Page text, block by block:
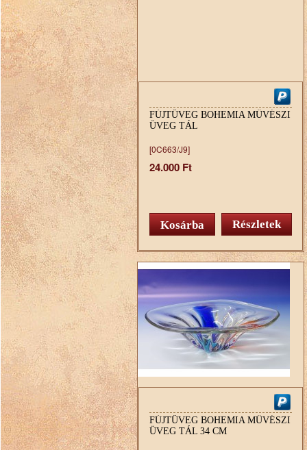
FÚJTÜVEG BOHEMIA MŰVÉSZI
ÜVEG TÁL
[0C663/J9]
24.000 Ft
Részletek
FÚJTÜVEG BOHEMIA MŰVÉSZI
ÜVEG TÁL 34 CM